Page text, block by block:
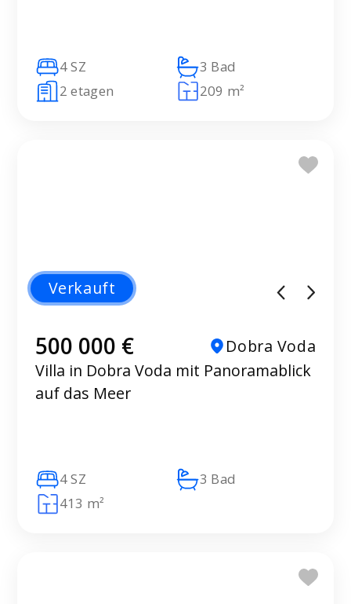
4 SZ
3 Bad
2 etagen
209 m²
Verkauft
500 000 €
Dobra Voda
Villa in Dobra Voda mit Panoramablick
auf das Meer
4 SZ
3 Bad
413 m²